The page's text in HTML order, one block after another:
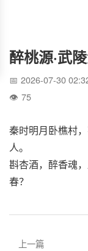
醉桃源·武
2026-07-30
75
秦时明月卧樵村
人。
斟杏酒，醉香魂
春？
上一篇